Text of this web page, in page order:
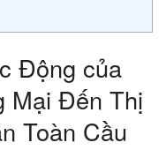
Động của
Mại Đến Thị
Toàn Cầu